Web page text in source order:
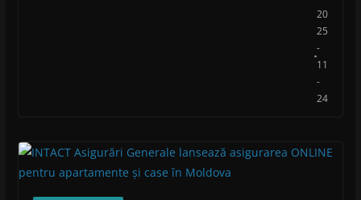
20
25
-
11
-
24